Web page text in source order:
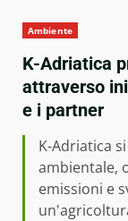
Ambiente
K-Adriatica
attraverso
e i partner
K-Adriatica
ambientale,
emissioni e